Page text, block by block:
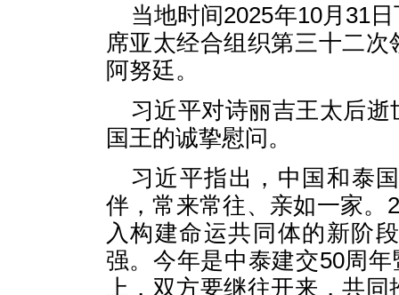
当地时间2025年10月31
席亚太经合组织第三十二
阿努廷。
习近平对诗丽吉王太后
国王的诚挚慰问。
习近平指出，中国和泰
伴，常来常往、亲如一家。
入构建命运共同体的新阶
强。今年是中泰建交50周
上，双方要继往开来，共